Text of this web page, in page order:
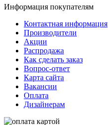
Информация покупателям
Контактная информация
Производители
Акции
Распродажа
Как сделать заказ
Вопрос-ответ
Карта сайта
Вакансии
Оплата
Дизайнерам